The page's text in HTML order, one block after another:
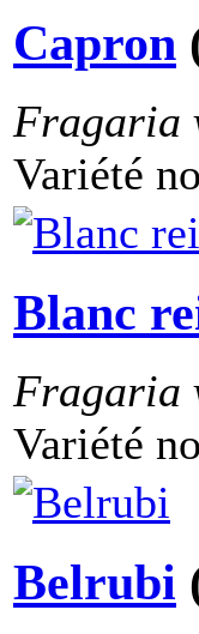
Capron
Fragaria
Variété
Blanc
Fragaria
Variété
Belrubi